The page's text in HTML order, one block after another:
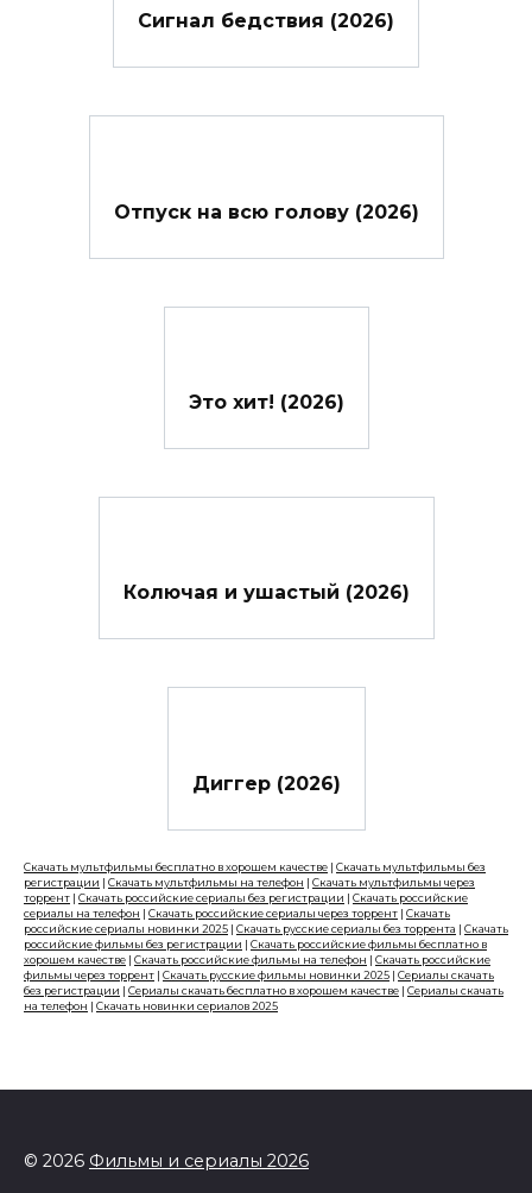
Сигнал бедствия (2026)
Отпуск на всю голову (2026)
Это хит! (2026)
Колючая и ушастый (2026)
Диггер (2026)
Скачать мультфильмы бесплатно в хорошем качестве | Скачать мультфильмы без
регистрации | Скачать мультфильмы на телефон | Скачать мультфильмы через
торрент | Скачать российские сериалы без регистрации | Скачать российские
сериалы на телефон | Скачать российские сериалы через торрент | Скачать
российские сериалы новинки 2025 | Скачать русские сериалы без торрента | Скачать
российские фильмы без регистрации | Скачать российские фильмы бесплатно в
хорошем качестве | Скачать российские фильмы на телефон | Скачать российские
фильмы через торрент | Скачать русские фильмы новинки 2025 | Сериалы скачать
без регистрации | Сериалы скачать бесплатно в хорошем качестве | Сериалы скачать
на телефон | Скачать новинки сериалов 2025
© 2026 Фильмы и сериалы 2026